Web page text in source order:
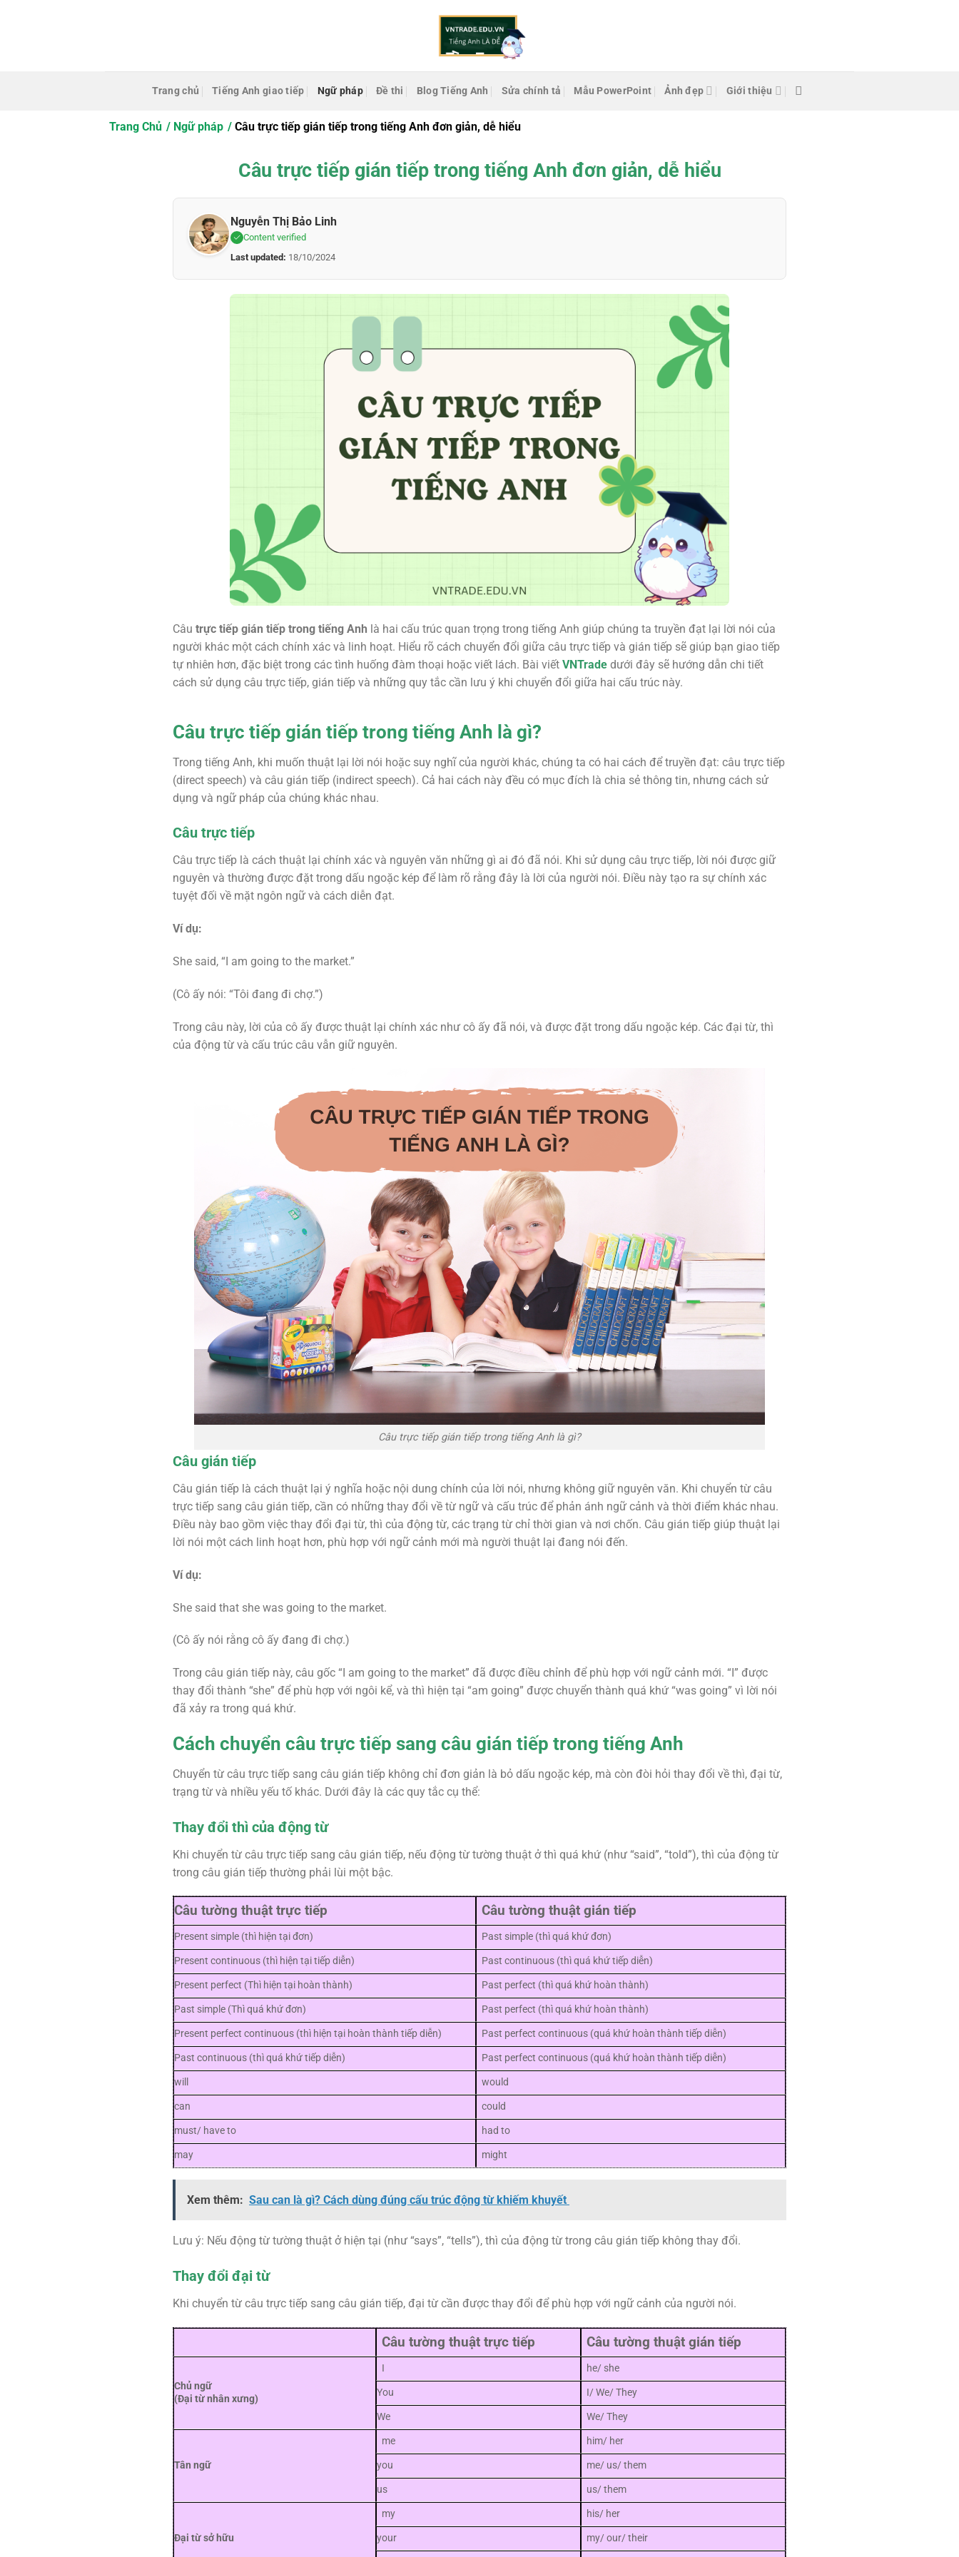
Trang chủ Tiếng Anh giao tiếp Ngữ pháp Đề thi Blog Tiếng Anh Sửa chính tả Mẫu PowerPoint Ảnh đẹp Giới thiệu
Trang Chủ Ngữ pháp Câu trực tiếp gián tiếp trong tiếng Anh đơn giản, dễ hiểu
Câu trực tiếp gián tiếp trong tiếng Anh đơn giản, dễ hiểu
Nguyễn Thị Bảo Linh
Content verified
Last updated: 18/10/2024
Câu trực tiếp gián tiếp trong tiếng Anh là hai cấu trúc quan trọng trong tiếng Anh giúp chúng ta truyền đạt lại lời nói của
người khác một cách chính xác và linh hoạt. Hiểu rõ cách chuyển đổi giữa câu trực tiếp và gián tiếp sẽ giúp bạn giao tiếp
tự nhiên hơn, đặc biệt trong các tình huống đàm thoại hoặc viết lách. Bài viết VNTrade dưới đây sẽ hướng dẫn chi tiết
cách sử dụng câu trực tiếp, gián tiếp và những quy tắc cần lưu ý khi chuyển đổi giữa hai cấu trúc này.
Câu trực tiếp gián tiếp trong tiếng Anh là gì?
Trong tiếng Anh, khi muốn thuật lại lời nói hoặc suy nghĩ của người khác, chúng ta có hai cách để truyền đạt: câu trực tiếp
(direct speech) và câu gián tiếp (indirect speech). Cả hai cách này đều có mục đích là chia sẻ thông tin, nhưng cách sử
dụng và ngữ pháp của chúng khác nhau.
Câu trực tiếp
Câu trực tiếp là cách thuật lại chính xác và nguyên văn những gì ai đó đã nói. Khi sử dụng câu trực tiếp, lời nói được giữ
nguyên và thường được đặt trong dấu ngoặc kép để làm rõ rằng đây là lời của người nói. Điều này tạo ra sự chính xác
tuyệt đối về mặt ngôn ngữ và cách diễn đạt.
Ví dụ:
She said, “I am going to the market.”
(Cô ấy nói: “Tôi đang đi chợ.”)
Trong câu này, lời của cô ấy được thuật lại chính xác như cô ấy đã nói, và được đặt trong dấu ngoặc kép. Các đại từ, thì
của động từ và cấu trúc câu vẫn giữ nguyên.
Câu trực tiếp gián tiếp trong tiếng Anh là gì?
Câu gián tiếp
Câu gián tiếp là cách thuật lại ý nghĩa hoặc nội dung chính của lời nói, nhưng không giữ nguyên văn. Khi chuyển từ câu
trực tiếp sang câu gián tiếp, cần có những thay đổi về từ ngữ và cấu trúc để phản ánh ngữ cảnh và thời điểm khác nhau.
Điều này bao gồm việc thay đổi đại từ, thì của động từ, các trạng từ chỉ thời gian và nơi chốn. Câu gián tiếp giúp thuật lại
lời nói một cách linh hoạt hơn, phù hợp với ngữ cảnh mới mà người thuật lại đang nói đến.
Ví dụ:
She said that she was going to the market.
(Cô ấy nói rằng cô ấy đang đi chợ.)
Trong câu gián tiếp này, câu gốc “I am going to the market” đã được điều chỉnh để phù hợp với ngữ cảnh mới. “I” được
thay đổi thành “she” để phù hợp với ngôi kể, và thì hiện tại “am going” được chuyển thành quá khứ “was going” vì lời nói
đã xảy ra trong quá khứ.
Cách chuyển câu trực tiếp sang câu gián tiếp trong tiếng Anh
Chuyển từ câu trực tiếp sang câu gián tiếp không chỉ đơn giản là bỏ dấu ngoặc kép, mà còn đòi hỏi thay đổi về thì, đại từ,
trạng từ và nhiều yếu tố khác. Dưới đây là các quy tắc cụ thể:
Thay đổi thì của động từ
Khi chuyển từ câu trực tiếp sang câu gián tiếp, nếu động từ tường thuật ở thì quá khứ (như “said”, “told”), thì của động từ
trong câu gián tiếp thường phải lùi một bậc.
Câu tường thuật trực tiếp Câu tường thuật gián tiếp
Present simple (thì hiện tại đơn)
Past simple (thì quá khứ đơn)
Present continuous (thì hiện tại tiếp diễn)
Past continuous (thì quá khứ tiếp diễn)
Present perfect (Thì hiện tại hoàn thành)
Past perfect (thì quá khứ hoàn thành)
Past simple (Thì quá khứ đơn)
Past perfect (thì quá khứ hoàn thành)
Present perfect continuous (thì hiện tại hoàn thành tiếp diễn)
Past perfect continuous (quá khứ hoàn thành tiếp diễn)
Past continuous (thì quá khứ tiếp diễn)
Past perfect continuous (quá khứ hoàn thành tiếp diễn)
will
would
can
could
must/ have to
had to
may
might
Xem thêm: Sau can là gì? Cách dùng đúng cấu trúc động từ khiếm khuyết
Lưu ý: Nếu động từ tường thuật ở hiện tại (như “says”, “tells”), thì của động từ trong câu gián tiếp không thay đổi.
Thay đổi đại từ
Khi chuyển từ câu trực tiếp sang câu gián tiếp, đại từ cần được thay đổi để phù hợp với ngữ cảnh của người nói.
Câu tường thuật trực tiếp Câu tường thuật gián tiếp
Chủ ngữ
(Đại từ nhân xưng)
I
he/ she
You
I/ We/ They
We
We/ They
Tân ngữ
me
him/ her
you
me/ us/ them
us
us/ them
Đại từ sở hữu
my
his/ her
your
my/ our/ their